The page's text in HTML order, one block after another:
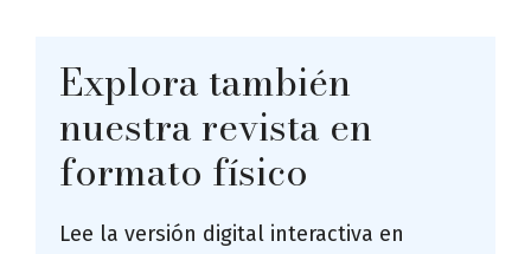
Explora también
nuestra revista en
formato físico
Lee la versión digital interactiva en